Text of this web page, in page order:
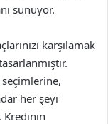
sunuyor.
karşılamak
her şeyi
Kredinin